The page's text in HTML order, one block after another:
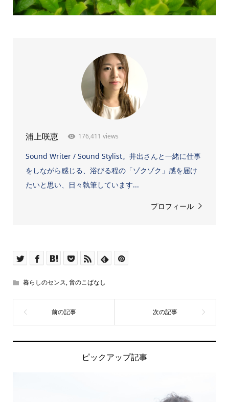
浦上咲恵 176,411 views
Sound Writer / Sound Stylist。井出さんと一緒に仕事
をしながら感じる、浴びる程の「ゾクゾク」感を届け
たいと思い、日々執筆しています...
プロフィール
暮らしのセンス,音のこばなし
ピックアップ記事